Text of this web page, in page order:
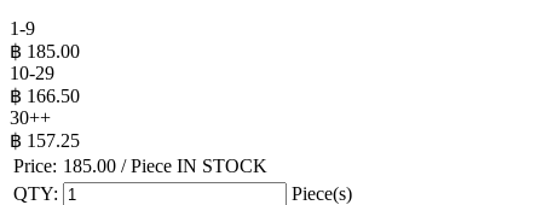
1-9
฿ 185.00
10-29
฿ 166.50
30++
฿ 157.25
Price: 185.00 / Piece IN STOCK
QTY:
Piece(s)